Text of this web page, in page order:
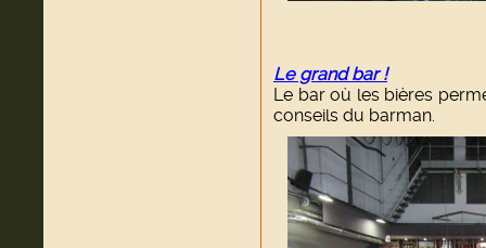
Le grand bar !
Le bar où les bières
conseils du barman.